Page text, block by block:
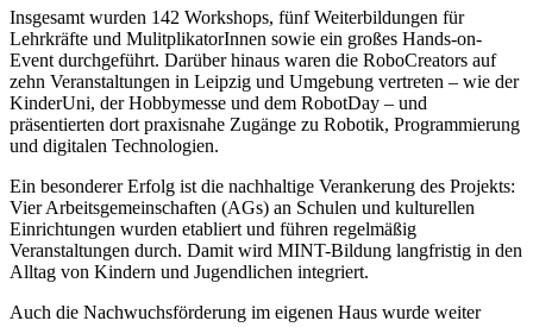
Insgesamt wurden 142 Workshops, fünf Weiterbildungen für
Lehrkräfte und MulitplikatorInnen sowie ein großes Hands-on-
Event durchgeführt. Darüber hinaus waren die RoboCreators auf
zehn Veranstaltungen in Leipzig und Umgebung vertreten – wie der
KinderUni, der Hobbymesse und dem RobotDay – und
präsentierten dort praxisnahe Zugänge zu Robotik, Programmierung
und digitalen Technologien.
Ein besonderer Erfolg ist die nachhaltige Verankerung des Projekts:
Vier Arbeitsgemeinschaften (AGs) an Schulen und kulturellen
Einrichtungen wurden etabliert und führen regelmäßig
Veranstaltungen durch. Damit wird MINT-Bildung langfristig in den
Alltag von Kindern und Jugendlichen integriert.
Auch die Nachwuchsförderung im eigenen Haus wurde weiter